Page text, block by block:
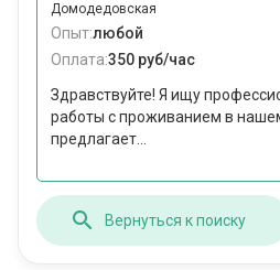
Домодедовская
Опыт:любой
Оплата:350 руб/час
Здравствуйте! Я ищу
работы с проживанием в
предлагает...
Вернуться к поиску